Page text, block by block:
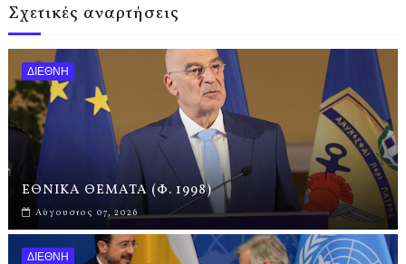
Σχετικές αναρτήσεις
ΔΙΕΘΝΗ
ΕΘΝΙΚΑ ΘΕΜΑΤΑ (Φ. 1998)
Αύγουστος 07, 2026
ΔΙΕΘΝΗ